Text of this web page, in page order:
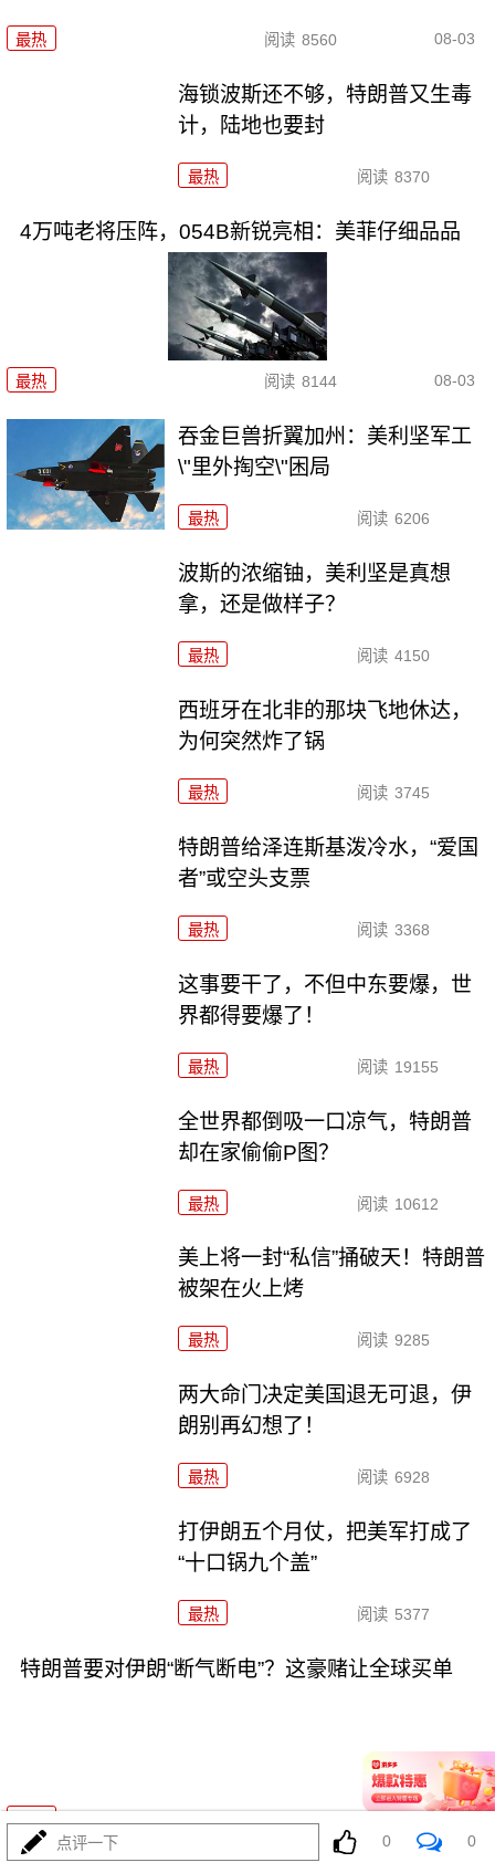
最热 阅读 8560 08-03
海锁波斯还不够，特朗普又生毒
计，陆地也要封
最热 阅读 8370
4万吨老将压阵，054B新锐亮相：美菲仔细品品
最热 阅读 8144 08-03
吞金巨兽折翼加州：美利坚军工
\"里外掏空\"困局
最热 阅读 6206
波斯的浓缩铀，美利坚是真想
拿，还是做样子？
最热 阅读 4150
西班牙在北非的那块飞地休达，
为何突然炸了锅
最热 阅读 3745
特朗普给泽连斯基泼冷水，“爱国
者”或空头支票
最热 阅读 3368
这事要干了，不但中东要爆，世
界都得要爆了！
最热 阅读 19155
全世界都倒吸一口凉气，特朗普
却在家偷偷P图？
最热 阅读 10612
美上将一封“私信”捅破天！特朗普
被架在火上烤
最热 阅读 9285
两大命门决定美国退无可退，伊
朗别再幻想了！
最热 阅读 6928
打伊朗五个月仗，把美军打成了
“十口锅九个盖”
最热 阅读 5377
特朗普要对伊朗“断气断电”？这豪赌让全球买单
最热 阅读 4529
点评一下 0 0